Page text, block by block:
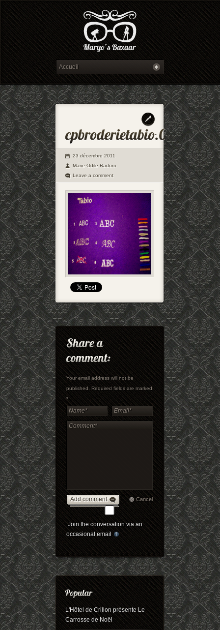
23 décembre 2011
Marie-Odile Radom
Leave a comment
Your email address will not be
published. Required fields are marked
*
Add comment Cancel
Join the conversation via an
occasional email
L'Hôtel de Crillon présente Le
Carrosse de Noël